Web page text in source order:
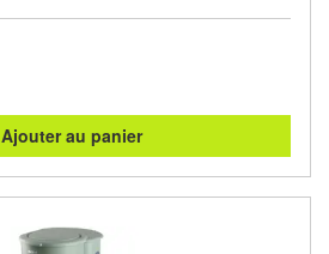
Ajouter au panier